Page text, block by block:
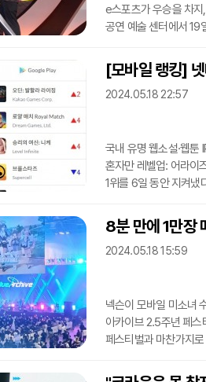
e스포츠가 우승을 차
공연 예술 센터에서 19
를 세트 스코어 3:1로
카서스, 미드 '쵸비' 정
힘을 낼 수 있는 조합
[모바일 랭킹]
2024.05.18 22:57
국내 유명 웹소설·웹툰
혼자만 레벨업: 어라이
1위를 6일 동안 지켜냈
13일 구글 플레이에서
플레이스토어 기준 이
기록하는 등 높은 평가
8분 만에 1만장
2024.05.18 15:59
넥슨이 모바일 미소녀
아카이브 2.5주년 페스
페스티벌과 마찬가지
별도 이벤트로 선정된